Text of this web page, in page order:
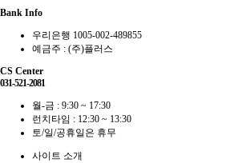
Bank Info
우리은행 1005-002-489855
예금주 : (주)플러스
CS Center
031-521-2081
월-금 : 9:30 ~ 17:30
런치타임 : 12:30 ~ 13:30
토/일/공휴일은 휴무
사이트 소개